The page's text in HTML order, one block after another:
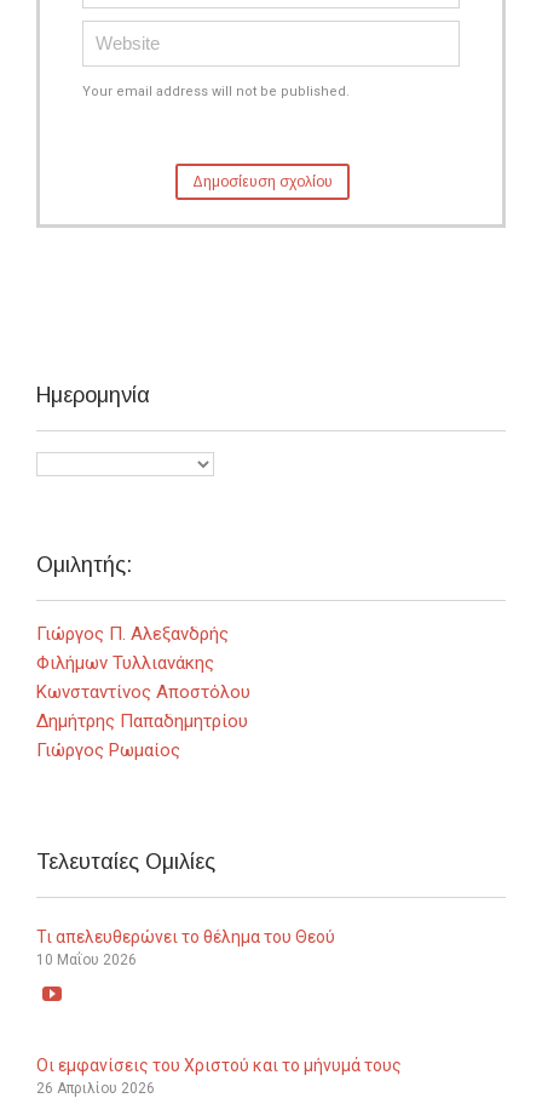
Your email address will not be published.
Ημερομηνία
Ομιλητής:
Γιώργος Π. Αλεξανδρής
Φιλήμων Τυλλιανάκης
Κωνσταντίνος Αποστόλου
Δημήτρης Παπαδημητρίου
Γιώργος Ρωμαίος
Τελευταίες Ομιλίες
Τι απελευθερώνει το θέλημα του Θεού
10 Μαΐου 2026

Οι εμφανίσεις του Χριστού και το μήνυμά τους
26 Απριλίου 2026